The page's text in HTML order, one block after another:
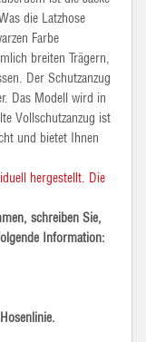
die Latzhose
Farbe
breiten Trägern,
Der Schutzanzug
Das Modell wird in
Vollschutzanzug ist
und bietet Ihnen
hergestellt. Die
schreiben Sie,
Information: